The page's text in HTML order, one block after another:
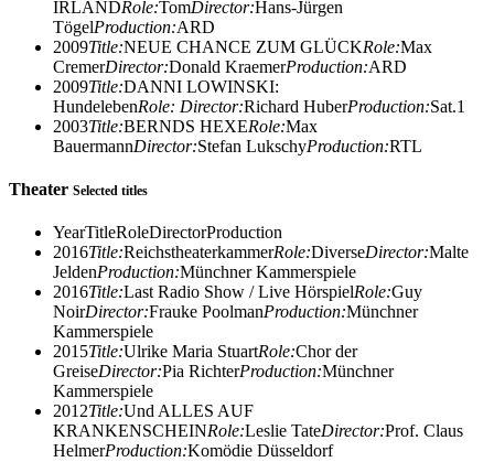
IRLANDRole:TomDirector:Hans-Jürgen
TögelProduction:ARD
2009Title:NEUE CHANCE ZUM GLÜCKRole:Max
CremerDirector:Donald KraemerProduction:ARD
2009Title:DANNI LOWINSKI:
HundelebenRole: Director:Richard HuberProduction:Sat.1
2003Title:BERNDS HEXERole:Max
BauermannDirector:Stefan LukschyProduction:RTL
Theater Selected titles
YearTitleRoleDirectorProduction
2016Title:ReichstheaterkammerRole:DiverseDirector:Malte
JeldenProduction:Münchner Kammerspiele
2016Title:Last Radio Show / Live HörspielRole:Guy
NoirDirector:Frauke PoolmanProduction:Münchner
Kammerspiele
2015Title:Ulrike Maria StuartRole:Chor der
GreiseDirector:Pia RichterProduction:Münchner
Kammerspiele
2012Title:Und ALLES AUF
KRANKENSCHEINRole:Leslie TateDirector:Prof. Claus
HelmerProduction:Komödie Düsseldorf